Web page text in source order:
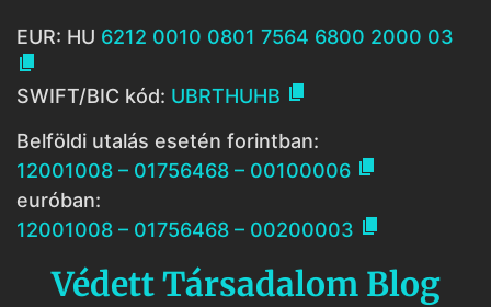
EUR: HU 6212 0010 0801 7564 6800 2000 03

SWIFT/BIC kód: UBRTHUHB 
Belföldi utalás esetén forintban:
12001008 – 01756468 – 00100006 
euróban:
12001008 – 01756468 – 00200003 
Védett Társadalom Blog